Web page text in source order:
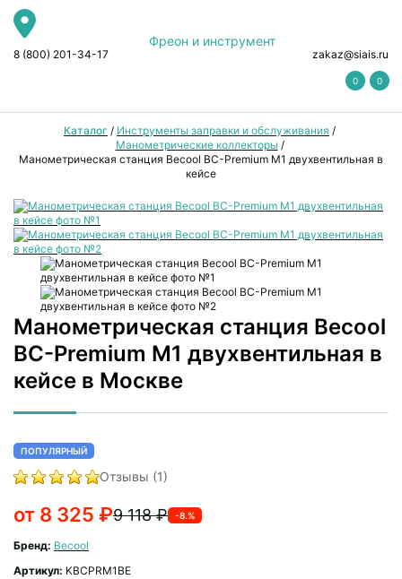
Фреон и инструмент
8 (800) 201-34-17 zakaz@siais.ru
0 0
Каталог / Инструменты заправки и обслуживания /
Манометрические коллекторы /
Манометрическая станция Becool BC-Premium M1 двухвентильная в
кейсе
Манометрическая станция Becool
BC-Premium M1 двухвентильная в
кейсе в Москве
ПОПУЛЯРНЫЙ
Отзывы (1)
9 118 ₽
от 8 325 ₽ -8.%
Бренд: Becool
Артикул: KBCPRM1BE